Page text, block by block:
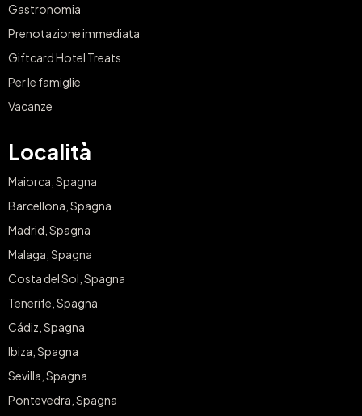
Gastronomia
Prenotazione immediata
Giftcard Hotel Treats
Per le famiglie
Vacanze
Località
Maiorca, Spagna
Barcellona, Spagna
Madrid, Spagna
Malaga, Spagna
Costa del Sol, Spagna
Tenerife, Spagna
Cádiz, Spagna
Ibiza, Spagna
Sevilla, Spagna
Pontevedra, Spagna